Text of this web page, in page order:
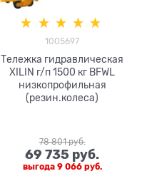
1005697
Тележка гидравлическая
XILIN г/п 1500 кг BFWL
низкопрофильная
(резин.колеса)
78 801 руб.
69 735 руб.
выгода 9 066 руб.